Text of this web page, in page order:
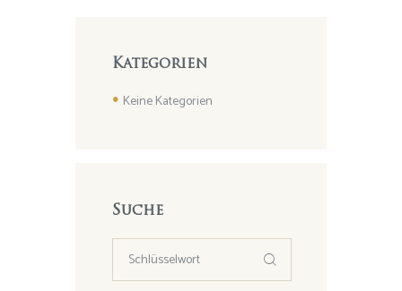
Kategorien
Keine Kategorien
Suche